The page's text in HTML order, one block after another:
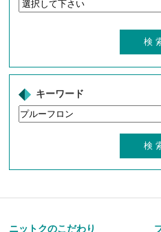
キーワード
ニットクのこだわり